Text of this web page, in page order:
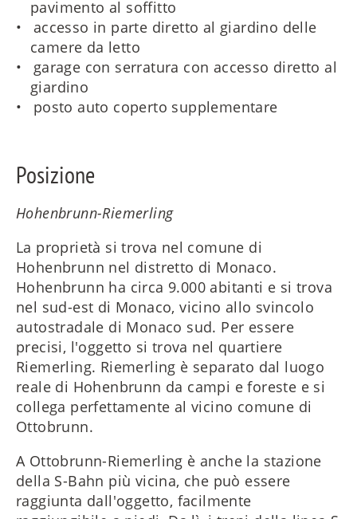
pavimento al soffitto
accesso in parte diretto al giardino delle
camere da letto
garage con serratura con accesso diretto al
giardino
posto auto coperto supplementare
Posizione
Hohenbrunn-Riemerling
La proprietà si trova nel comune di
Hohenbrunn nel distretto di Monaco.
Hohenbrunn ha circa 9.000 abitanti e si trova
nel sud-est di Monaco, vicino allo svincolo
autostradale di Monaco sud. Per essere
precisi, l'oggetto si trova nel quartiere
Riemerling. Riemerling è separato dal luogo
reale di Hohenbrunn da campi e foreste e si
collega perfettamente al vicino comune di
Ottobrunn.
A Ottobrunn-Riemerling è anche la stazione
della S-Bahn più vicina, che può essere
raggiunta dall'oggetto, facilmente